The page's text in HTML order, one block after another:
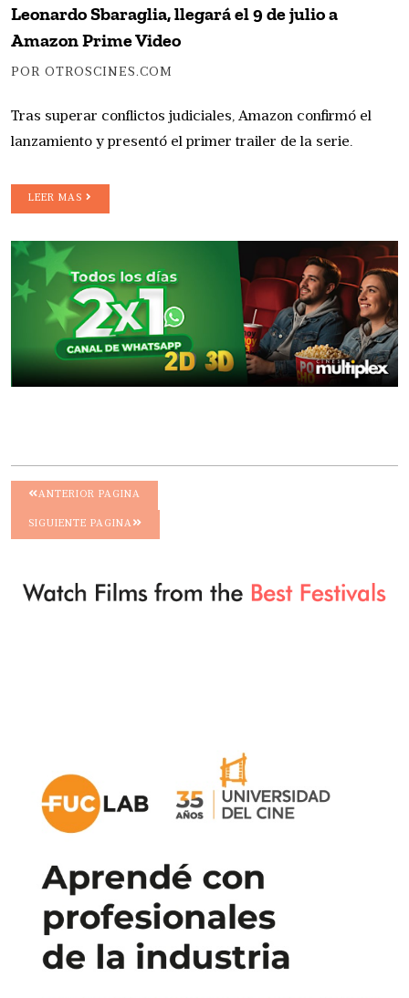
Leonardo Sbaraglia, llegará el 9 de julio a
Amazon Prime Video
POR OTROSCINES.COM
Tras superar conflictos judiciales, Amazon confirmó el
lanzamiento y presentó el primer trailer de la serie.
LEER MAS
ANTERIOR PAGINA
SIGUIENTE PAGINA